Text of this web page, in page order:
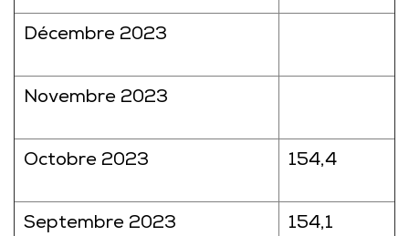
Décembre 2023
Novembre 2023
Octobre 2023 154,4
Septembre 2023 154,1